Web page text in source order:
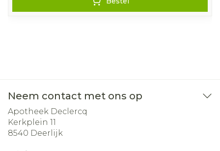
Neem contact met ons op
Apotheek Declercq
Kerkplein 11
8540 Deerlijk